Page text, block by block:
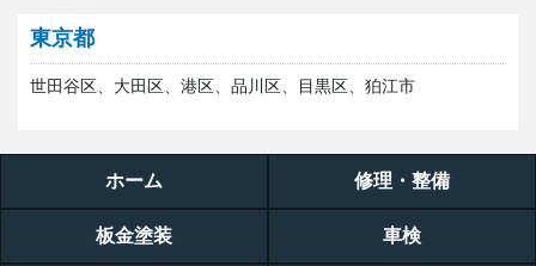
東京都
世田谷区、大田区、港区、品川区、目黒区、狛江市
ホーム 修理・整備
板金塗装 車検